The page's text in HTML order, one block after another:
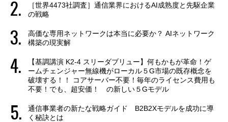
［世界4473社調査］通信業界におけるAI成熟度と先駆企業
の戦略
高価な専用ネットワークは本当に必要か？ AIネットワーク
構築の現実解
【基調講演 K2-4 スリーダブリュー】何もかもが革命！ゲ
ームチェンジャー無線機がローカル５G市場の既存概念を
破壊する！！ コアサーバー不要！毎年のライセンス費用も
不要！でも、超安価！ の新しい５Gモデル
通信事業者の新たな戦略ガイド B2B2Xモデルを成功に導
く秘訣とは